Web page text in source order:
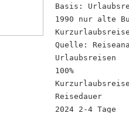
Basis:
1990 nur alte
Quelle:
Urlaubsreisen
100%
Reisedauer
2024 2-4 Tage